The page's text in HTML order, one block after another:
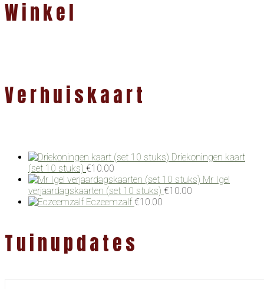
Winkel
Verhuiskaart
Driekoningen kaart
(set 10 stuks) €10.00
Mr Igel
verjaardagskaarten (set 10 stuks) €10.00
Eczeemzalf €10.00
Tuinupdates